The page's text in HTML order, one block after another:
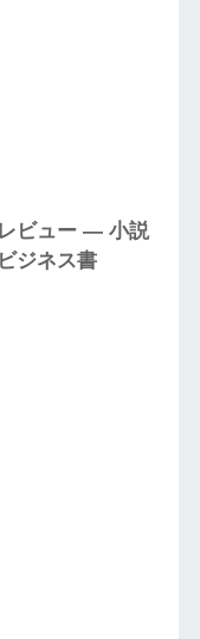
ビュー — 小説
ジネス書